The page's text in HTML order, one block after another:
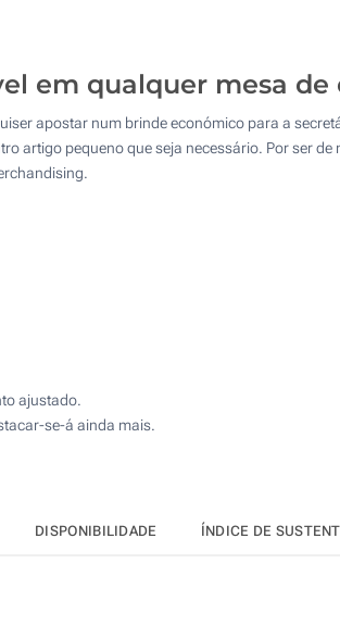
250
500
Outra :
em qualquer mesa de
apostar num brinde económico para a
artigo pequeno que seja necessário. Por ser
ajustado.
se-á ainda mais.
DISPONIBILIDADE ÍNDICE DE